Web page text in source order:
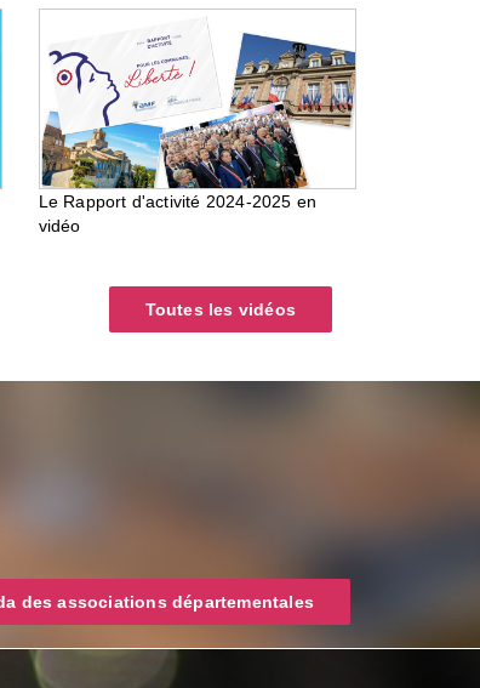
Le Rapport d'activité 2024-2025 en
vidéo
Toutes les vidéos
des associations départementales